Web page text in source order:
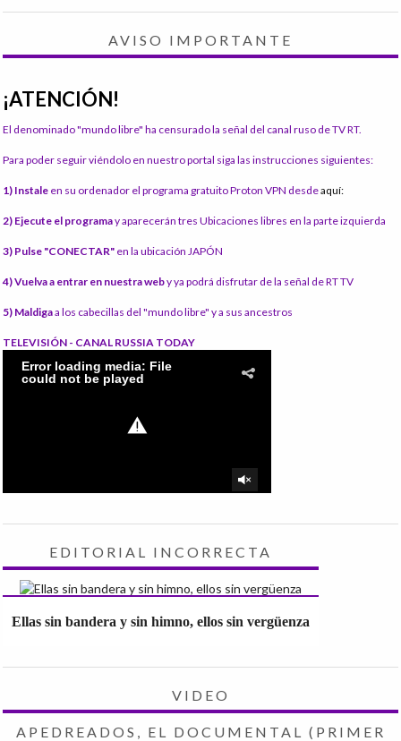
AVISO IMPORTANTE
¡ATENCIÓN!
El denominado "mundo libre" ha censurado la señal del canal ruso de TV RT.
Para poder seguir viéndolo en nuestro portal siga las instrucciones siguientes:
1) Instale en su ordenador el programa gratuito Proton VPN desdeaquí:
2) Ejecute el programay aparecerán tres Ubicaciones libres en la parte izquierda
3) Pulse "CONECTAR" en la ubicación JAPÓN
4) Vuelva a entrar en nuestra weby ya podrá disfrutar de la señal de RT TV
5) Maldigaa los cabecillas del "mundo libre" y a sus ancestros
TELEVISIÓN - CANAL RUSSIA TODAY
EDITORIAL INCORRECTA
Ellas sin bandera y sin himno, ellos sin vergüenza
VIDEO
APEDREADOS, EL DOCUMENTAL (PRIMER